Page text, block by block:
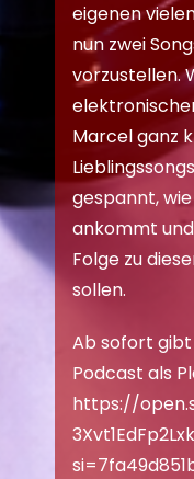
eigenen
nun zwei
vorzustellen.
Marcel ganz
gespannt,
ankommt
Folge zu
sollen.
Ab sofort gibt
Podcast als
https://